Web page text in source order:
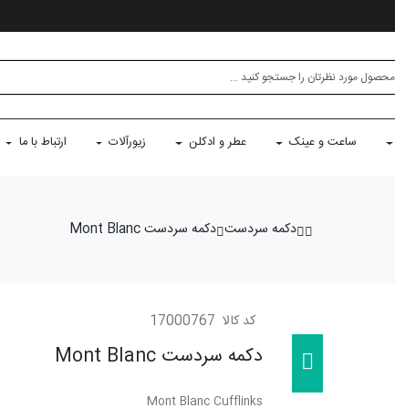
ساعت و عینک عطر و ادکلن زیورآلات ارتباط با ما
دکمه سردست دکمه سردست Mont Blanc
کد کالا 17000767
دکمه سردست Mont Blanc
Mont Blanc Cufflinks